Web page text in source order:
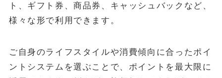
ト、ギフト券、商品券、キャッシュバックなど、
様々な形で利用できます。
ご自身のライフスタイルや消費傾向に合ったポイ
ントシステムを選ぶことで、ポイントを最大限に